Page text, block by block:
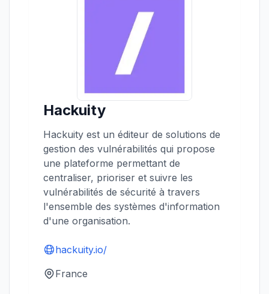
Hackuity
Hackuity est un éditeur de solutions de
gestion des vulnérabilités qui propose
une plateforme permettant de
centraliser, prioriser et suivre les
vulnérabilités de sécurité à travers
l'ensemble des systèmes d'information
d'une organisation.
hackuity.io/
France